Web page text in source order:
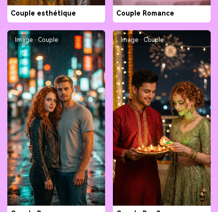
Couple esthétique Couple Romance
Image · Couple Image · Couple